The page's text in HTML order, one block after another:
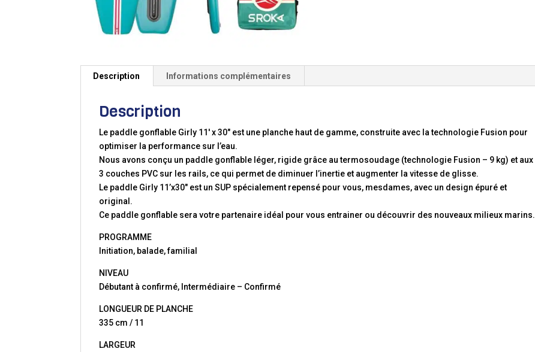
Description Informations complémentaires
Description
Le paddle gonflable Girly 11′ x 30″ est une planche haut de gamme, construite avec la technologie Fusion pour
optimiser la performance sur l’eau.
Nous avons conçu un paddle gonflable léger, rigide grâce au termosoudage (technologie Fusion – 9 kg) et aux
3 couches PVC sur les rails, ce qui permet de diminuer l’inertie et augmenter la vitesse de glisse.
Le paddle Girly 11’x30″ est un SUP spécialement repensé pour vous, mesdames, avec un design épuré et
original.
Ce paddle gonflable sera votre partenaire idéal pour vous entrainer ou découvrir des nouveaux milieux marins.
PROGRAMME
Initiation, balade, familial
NIVEAU
Débutant à confirmé, Intermédiaire – Confirmé
LONGUEUR DE PLANCHE
335 cm / 11
LARGEUR